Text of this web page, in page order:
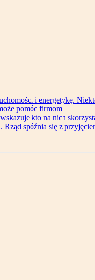
i energetykę.
pomóc firmom
kto na nich
Rząd spóźnia się z